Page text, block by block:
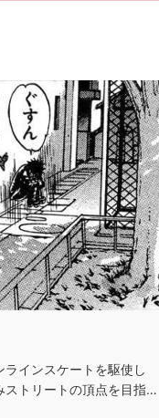
インスケートを駆使し
トリートの頂点を目指し